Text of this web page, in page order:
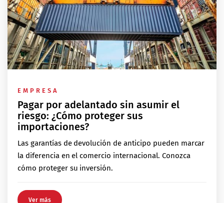
EMPRESA
Pagar por adelantado sin asumir el
riesgo: ¿Cómo proteger sus
importaciones?
Las garantías de devolución de anticipo pueden marcar
la diferencia en el comercio internacional. Conozca
cómo proteger su inversión.
Ver más